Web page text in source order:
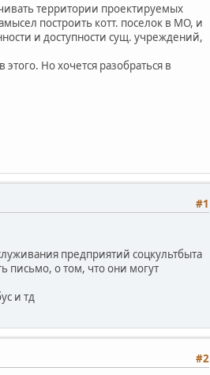
территории проектируемых
построить котт. поселок в МО, и
и доступности сущ. учреждений,
Но хочется разобраться в
#1
предприятий соцкультбыта
письмо, о том, что они могут
и тд
#2